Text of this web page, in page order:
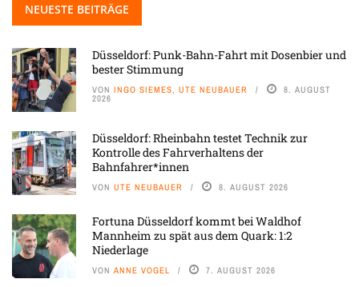
NEUESTE BEITRÄGE
Düsseldorf: Punk-Bahn-Fahrt mit Dosenbier und
bester Stimmung
VON INGO SIEMES, UTE NEUBAUER 8. AUGUST
2026
Düsseldorf: Rheinbahn testet Technik zur
Kontrolle des Fahrverhaltens der
Bahnfahrer*innen
VON UTE NEUBAUER 8. AUGUST 2026
Fortuna Düsseldorf kommt bei Waldhof
Mannheim zu spät aus dem Quark: 1:2
Niederlage
VON ANNE VOGEL 7. AUGUST 2026